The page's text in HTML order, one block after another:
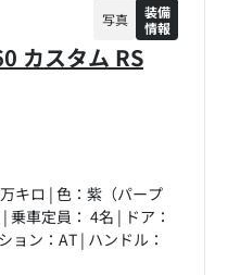
カスタム RS
キロ | 色：紫（パープ
乗車定員： 4名 | ドア：
ョン：AT | ハンドル：
写真
装備
情報